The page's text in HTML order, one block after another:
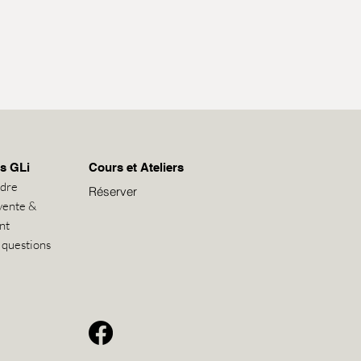
GLi
&
Cours et Ateliers
Réserver